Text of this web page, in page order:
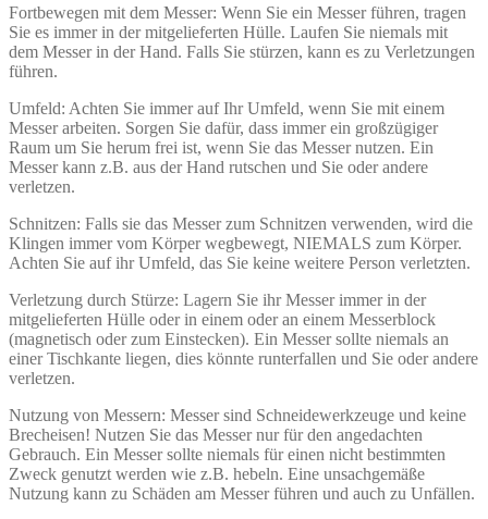
Fortbewegen mit dem Messer: Wenn Sie ein Messer führen, tragen
Sie es immer in der mitgelieferten Hülle. Laufen Sie niemals mit
dem Messer in der Hand. Falls Sie stürzen, kann es zu Verletzungen
führen.
Umfeld: Achten Sie immer auf Ihr Umfeld, wenn Sie mit einem
Messer arbeiten. Sorgen Sie dafür, dass immer ein großzügiger
Raum um Sie herum frei ist, wenn Sie das Messer nutzen. Ein
Messer kann z.B. aus der Hand rutschen und Sie oder andere
verletzen.
Schnitzen: Falls sie das Messer zum Schnitzen verwenden, wird die
Klingen immer vom Körper wegbewegt, NIEMALS zum Körper.
Achten Sie auf ihr Umfeld, das Sie keine weitere Person verletzten.
Verletzung durch Stürze: Lagern Sie ihr Messer immer in der
mitgelieferten Hülle oder in einem oder an einem Messerblock
(magnetisch oder zum Einstecken). Ein Messer sollte niemals an
einer Tischkante liegen, dies könnte runterfallen und Sie oder andere
verletzen.
Nutzung von Messern: Messer sind Schneidewerkzeuge und keine
Brecheisen! Nutzen Sie das Messer nur für den angedachten
Gebrauch. Ein Messer sollte niemals für einen nicht bestimmten
Zweck genutzt werden wie z.B. hebeln. Eine unsachgemäße
Nutzung kann zu Schäden am Messer führen und auch zu Unfällen.